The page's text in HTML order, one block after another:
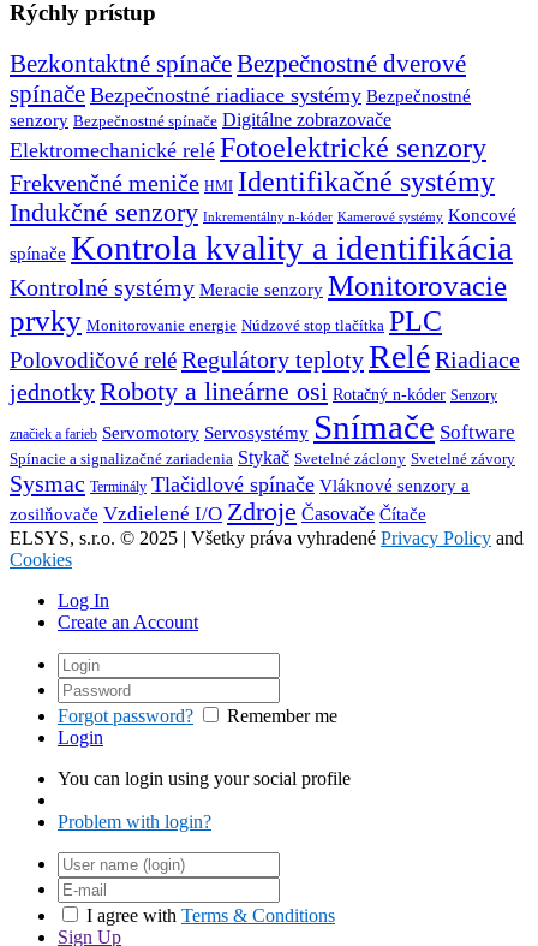
Rýchly prístup
Bezkontaktné spínačeBezpečnostné dverové
spínače Bezpečnostné riadiace systémy Bezpečnostné
senzory Bezpečnostné spínače Digitálne zobrazovače
Elektromechanické relé Fotoelektrické senzory
Frekvenčné meniče HMI Identifikačné systémy
Indukčné senzory Inkrementálny n-kóder Kamerové systémy Koncové
spínače Kontrola kvality a identifikácia
Kontrolné systémy Meracie senzory Monitorovacie
prvky Monitorovanie energie Núdzové stop tlačítka PLC
Polovodičové reléRegulátory teplotyReléRiadiace
jednotkyRoboty a lineárne osi Rotačný n-kóder Senzory
značiek a farieb Servomotory Servosystémy Snímače Software
Spínacie a signalizačné zariadenia Stykač Svetelné záclony Svetelné závory
Sysmac Terminály Tlačidlové spínače Vláknové senzory a
zosilňovače Vzdielené I/O Zdroje Časovače Čítače
ELSYS, s.r.o. © 2025 | Všetky práva vyhradené Privacy Policy and
Cookies
Log In
Create an Account
Forgot password?
Remember me
Login
You can login using your social profile
Problem with login?
I agree with Terms & Conditions
Sign Up